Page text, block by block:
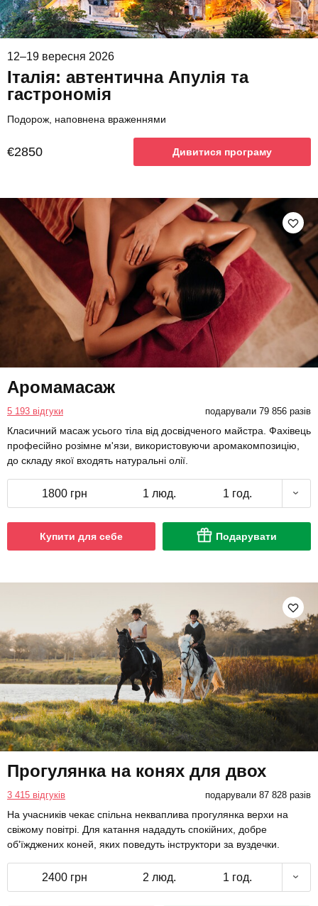
12–19 вересня 2026
Італія: автентична Апулія та
гастрономія
Подорож, наповнена враженнями
€2850 Дивитися програму
Аромамасаж
5 193 відгуки подарували 79 856 разів
Класичний масаж усього тіла від досвідченого майстра. Фахівець
професійно розімне м'язи, використовуючи аромакомпозицію,
до складу якої входять натуральні олії.
1800 грн 1 люд. 1 год.
Купити для себе Подарувати
Прогулянка на конях для двох
3 415 відгуків подарували 87 828 разів
На учасників чекає спільна некваплива прогулянка верхи на
свіжому повітрі. Для катання нададуть спокійних, добре
об'їжджених коней, яких поведуть інструктори за вуздечки.
2400 грн 2 люд. 1 год.